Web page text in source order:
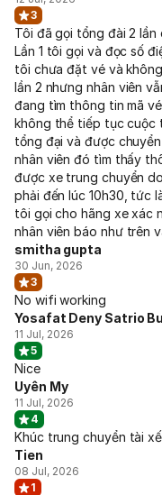
3
Tôi đã gọi tổng đài 2
Lần 1 tôi gọi và đọc số
tôi chưa đặt vé và
lần 2 nhưng nhân viên
đang tìm thông tin mã
không thể tiếp tục cuộc
tổng đại và được
nhân viên đó tìm thấy
được xe trung chuyển
phải đến lúc 10h30, tức
tôi gọi cho hãng xe xác
nhân viên báo như trên
smitha gupta
30 Jun, 2026
3
No wifi working
Yosafat Deny Satrio
11 Jul, 2026
5
Nice
Uyên My
11 Jul, 2026
4
Khúc trung chuyển tài
Tien
08 Jul, 2026
1